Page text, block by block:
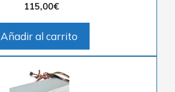
115,00€
Añadir al carrito